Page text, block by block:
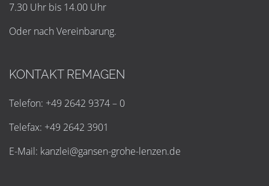
7.30 Uhr bis 14.00 Uhr
Oder nach Vereinbarung.
KONTAKT REMAGEN
Telefon: +49 2642 9374 – 0
Telefax: +49 2642 3901
E-Mail: kanzlei@gansen-grohe-lenzen.de